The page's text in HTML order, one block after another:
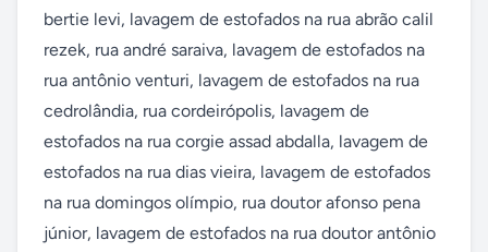
bertie levi, lavagem de estofados na rua abrão calil
rezek, rua andré saraiva, lavagem de estofados na
rua antônio venturi, lavagem de estofados na rua
cedrolândia, rua cordeirópolis, lavagem de
estofados na rua corgie assad abdalla, lavagem de
estofados na rua dias vieira, lavagem de estofados
na rua domingos olímpio, rua doutor afonso pena
júnior, lavagem de estofados na rua doutor antônio